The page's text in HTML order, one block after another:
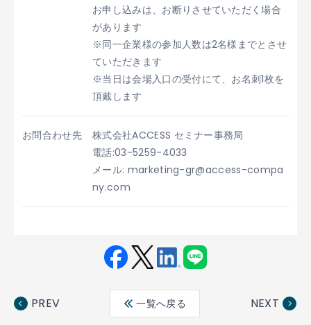
お申し込みは、お断りさせていただく場合
があります
※同一企業様の参加人数は2名様までとさせ
ていただきます
※当日は会場入口の受付にて、お名刺1枚を
頂戴します
お問合わせ先
株式会社ACCESS セミナー事務局
電話:03-5259-4033
メール: marketing-gr@access-compa
ny.com
ebo ter
edin
PREV 一覧へ戻る NEXT